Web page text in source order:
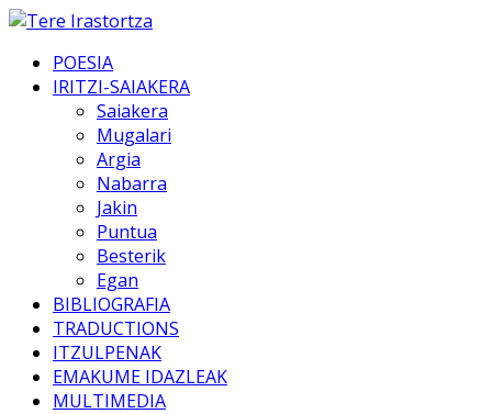
POESIA
IRITZI-SAIAKERA
Saiakera
Mugalari
Argia
Nabarra
Jakin
Puntua
Besterik
Egan
BIBLIOGRAFIA
TRADUCTIONS
ITZULPENAK
EMAKUME IDAZLEAK
MULTIMEDIA